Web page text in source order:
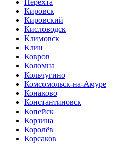
Кировск
Кировский
Кисловодск
Климовск
Клин
Ковров
Коломна
Кольчугино
Комсомольск-на-Амуре
Конаково
Константиновск
Копейск
Корзина
Королёв
Корсаков